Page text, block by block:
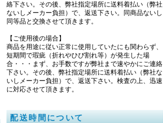
絡下さい。その後、弊社指定場所に送料着払い（弊社
ないしメーカー負担）で、返送下さい。同商品ないし
同等品と交換させて頂きます。
【ご使用後の場合】
商品を用途に従い正常に使用していたにも関わらず、
短期間で瑕疵（折れやひび割れ等）が発生した場
合・・・まず、お手数ですが弊社まで速やかにご連絡
下さい。その後、弊社指定場所に送料着払い（弊社な
いしメーカー負担）で、返送下さい。検査の上、迅速
に対応させて頂きます。
配送時間について